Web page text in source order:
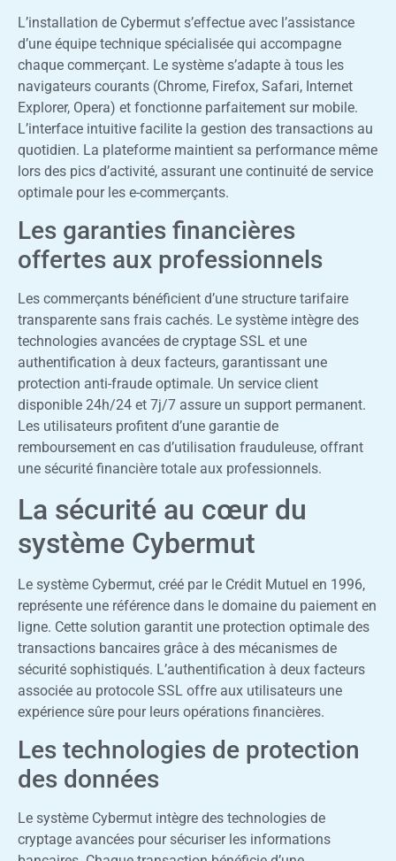
L’installation de Cybermut s’effectue avec l’assistance
d’une équipe technique spécialisée qui accompagne
chaque commerçant. Le système s’adapte à tous les
navigateurs courants (Chrome, Firefox, Safari, Internet
Explorer, Opera) et fonctionne parfaitement sur mobile.
L’interface intuitive facilite la gestion des transactions au
quotidien. La plateforme maintient sa performance même
lors des pics d’activité, assurant une continuité de service
optimale pour les e-commerçants.
Les garanties financières
offertes aux professionnels
Les commerçants bénéficient d’une structure tarifaire
transparente sans frais cachés. Le système intègre des
technologies avancées de cryptage SSL et une
authentification à deux facteurs, garantissant une
protection anti-fraude optimale. Un service client
disponible 24h/24 et 7j/7 assure un support permanent.
Les utilisateurs profitent d’une garantie de
remboursement en cas d’utilisation frauduleuse, offrant
une sécurité financière totale aux professionnels.
La sécurité au cœur du
système Cybermut
Le système Cybermut, créé par le Crédit Mutuel en 1996,
représente une référence dans le domaine du paiement en
ligne. Cette solution garantit une protection optimale des
transactions bancaires grâce à des mécanismes de
sécurité sophistiqués. L’authentification à deux facteurs
associée au protocole SSL offre aux utilisateurs une
expérience sûre pour leurs opérations financières.
Les technologies de protection
des données
Le système Cybermut intègre des technologies de
cryptage avancées pour sécuriser les informations